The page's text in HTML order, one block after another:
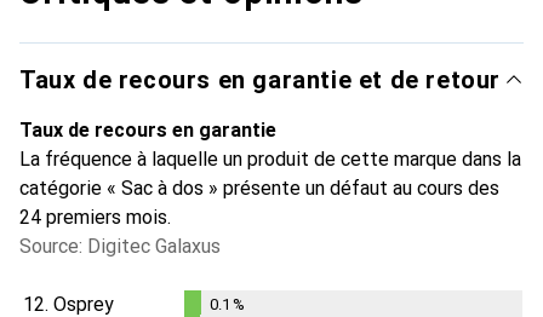
Taux de recours en garantie et de retour
Taux de recours en garantie
La fréquence à laquelle un produit de cette marque dans la
catégorie « Sac à dos » présente un défaut au cours des
24 premiers mois.
Source: Digitec Galaxus
12. Osprey 0.1 %